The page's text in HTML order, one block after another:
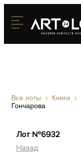
Все лоты Книги
Гончарова
Лот №6932
Назад